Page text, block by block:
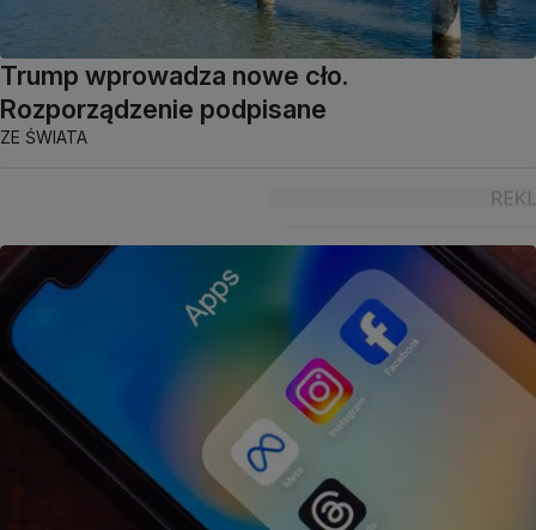
Trump wprowadza nowe cło.
Rozporządzenie podpisane
ZE ŚWIATA